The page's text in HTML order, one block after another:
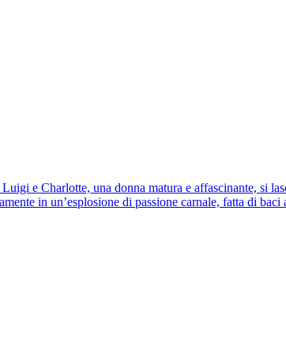
e Charlotte, una donna matura e affascinante, si
in un’esplosione di passione carnale, fatta di